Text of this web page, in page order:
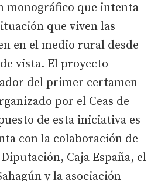
monográfico que intenta
que viven las
en el medio rural desde
vista. El proyecto
del primer certamen
por el Ceas de
de esta iniciativa es
con la colaboración de
Caja España, el
y la asociación